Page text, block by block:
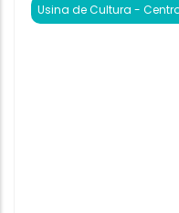
Usina de Cultura -